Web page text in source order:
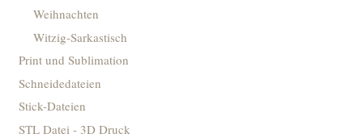
Weihnachten
Witzig-Sarkastisch
Print und Sublimation
Schneidedateien
Stick-Dateien
STL Datei - 3D Druck